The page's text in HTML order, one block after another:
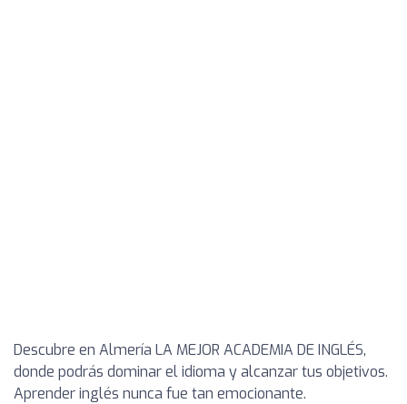
Descubre en Almería LA MEJOR ACADEMIA DE INGLÉS,
donde podrás dominar el idioma y alcanzar tus objetivos.
Aprender inglés nunca fue tan emocionante.